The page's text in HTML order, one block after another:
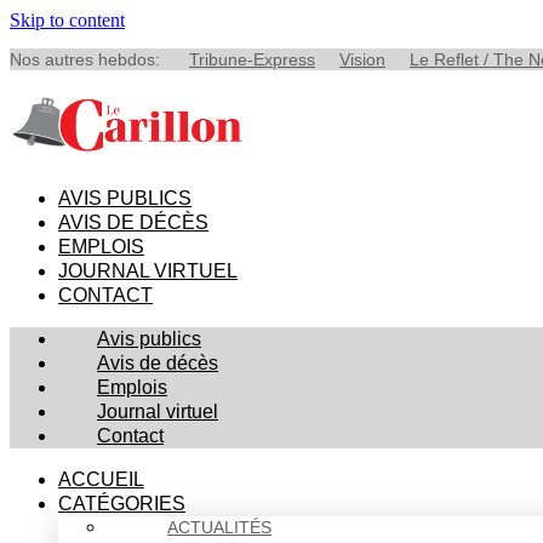
Skip to content
Nos autres hebdos: Tribune-Express Vision Le Reflet / The
AVIS PUBLICS
AVIS DE DÉCÈS
EMPLOIS
JOURNAL VIRTUEL
CONTACT
Avis publics
Avis de décès
Emplois
Journal virtuel
Contact
ACCUEIL
CATÉGORIES
ACTUALITÉS